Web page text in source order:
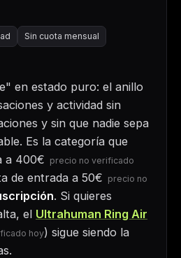
Sin cuota mensual
en estado puro: el anillo
y actividad sin
y sin que nadie sepa
Es la categoría que
a 400€
de entrada a 50€
. Si quieres
el Ultrahuman Ring Air
) sigue siendo la